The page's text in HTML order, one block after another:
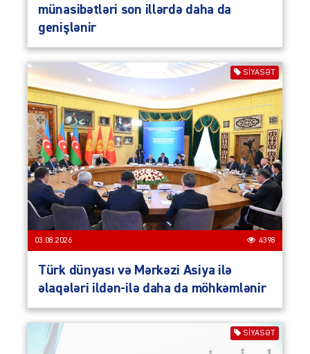
münasibətləri son illərdə daha da
genişlənir
SIYASƏT
03.08.2026 4398
Türk dünyası və Mərkəzi Asiya ilə
əlaqələri ildən-ilə daha da möhkəmlənir
SIYASƏT